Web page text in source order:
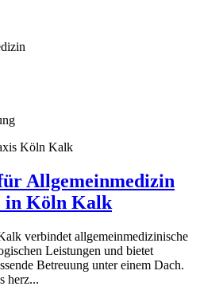
Köln Kalk
Allgemeinmedizin
in Köln Kalk
verbindet allgemeinmedizinische
Leistungen und bietet
Betreuung unter einem Dach.
herz...